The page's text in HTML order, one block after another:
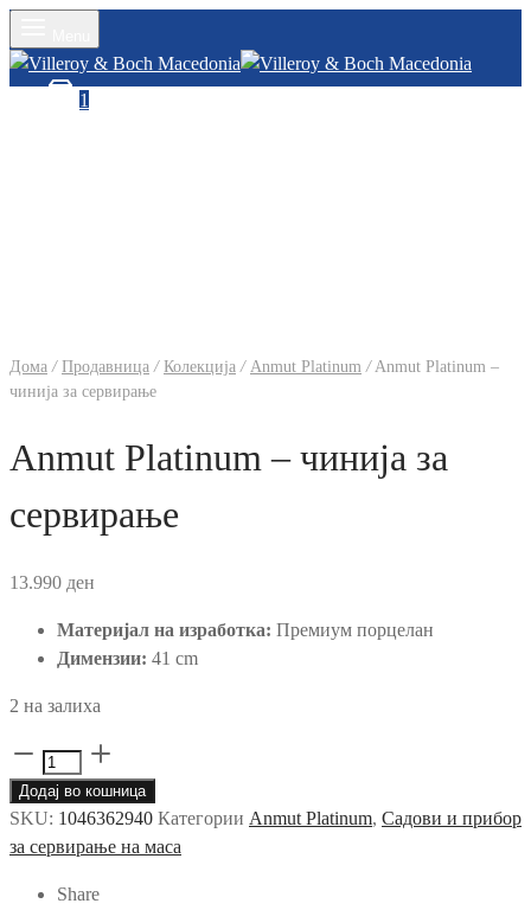
1
Дома / Продавница / Колекција / Anmut Platinum /Anmut Platinum –
чинија за сервирање
Anmut Platinum – чинија за
сервирање
13.990 ден
Материјал на изработка: Премиум порцелан
Димензии: 41 cm
2 на залиха
Anmut
Platinum
-
сервирање
Додај во кошница
SKU: 1046362940 Категории Anmut Platinum, Садови и прибор
за сервирање на маса
Share